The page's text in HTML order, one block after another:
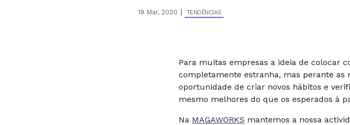
19 Mar, 2020 | TENDÊNCIAS
Para muitas empresas a ideia de colocar
completamente estranha, mas perante as
oportunidade de criar novos hábitos e
mesmo melhores do que os esperados à
Na MAGAWORKS mantemos a nossa